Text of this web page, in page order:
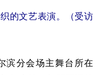
的文艺表演。（受访
分会场主舞台所在